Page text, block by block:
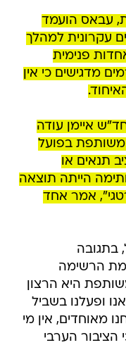
עבאס הועמד
עקרונית למהלך
פנימית
מדגישים כי אין
איימן עודה
משותפת בפועל
תנאים או
הייתה תוצאה
אמר אחד
בתגובה
הרשימה
היא הרצון
ופעלנו בשביל
מאוחדים, אין מי
הציבור הערבי